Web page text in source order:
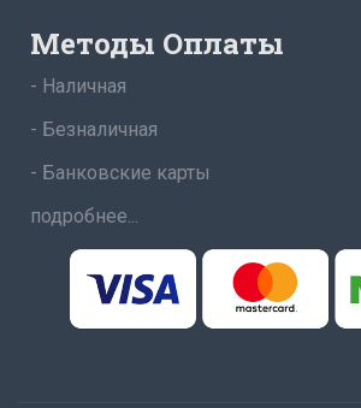
Методы Оплаты
- Наличная
- Безналичная
- Банковские карты
подробнее...